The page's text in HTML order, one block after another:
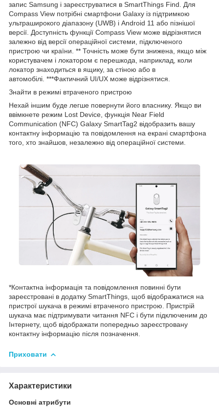
запис Samsung і зареєструватися в SmartThings Find. Для
Compass View потрібні смартфони Galaxy із підтримкою
ультраширокого діапазону (UWB) і Android 11 або пізнішої
версії. Доступність функції Compass View може відрізнятися
залежно від версії операційної системи, підключеного
пристрою чи країни. ** Точність може бути знижена, якщо між
користувачем і локатором є перешкода, наприклад, коли
локатор знаходиться в ящику, за стіною або в
автомобілі. ***Фактичний UI/UX може відрізнятися.
Знайти в режимі втраченого пристрою
Нехай іншим буде легше повернути його власнику. Якщо ви
ввімкнете режим Lost Device, функція Near Field
Communication (NFC) Galaxy SmartTag2 відобразить вашу
контактну інформацію та повідомлення на екрані смартфона
того, хто знайшов, незалежно від операційної системи.
*Контактна інформація та повідомлення повинні бути
зареєстровані в додатку SmartThings, щоб відображатися на
пристрої шукача в режимі втраченого пристрою. Пристрій
шукача має підтримувати читання NFC і бути підключеним до
Інтернету, щоб відображати попередньо зареєстровану
контактну інформацію після позначення.
Приховати
Характеристики
Основні атрибути